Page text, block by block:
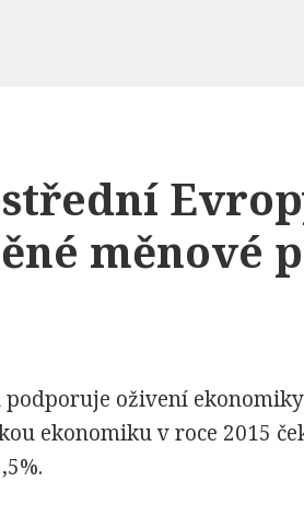
střední
měnové
podporuje oživení
ekonomiku v roce 2015